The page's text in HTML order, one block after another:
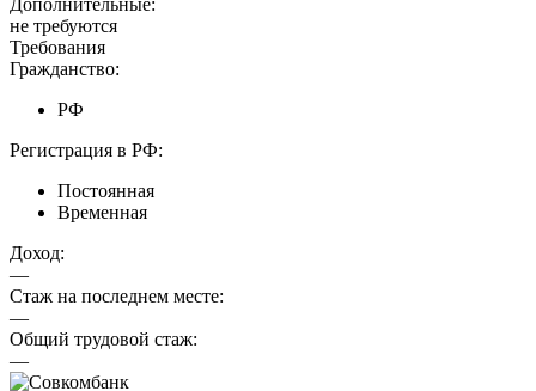
не требуются
Требования
Гражданство:
РФ
Регистрация в РФ:
Постоянная
Временная
Доход:
—
Стаж на последнем месте:
—
Общий трудовой стаж:
—